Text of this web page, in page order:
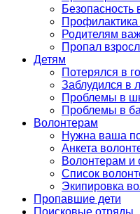
Безопасность
Родителям
Пропал
Детям
Потерялся в
Заблудился в
Проблемы в
Проблемы в
Волонтерам
Нужна ваша
Анкета
Волонтерам и
Список
Экипировка
Пропавшие дети
Поисковые отряды